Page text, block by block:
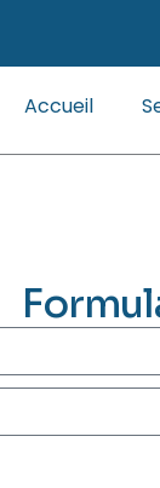
Accueil